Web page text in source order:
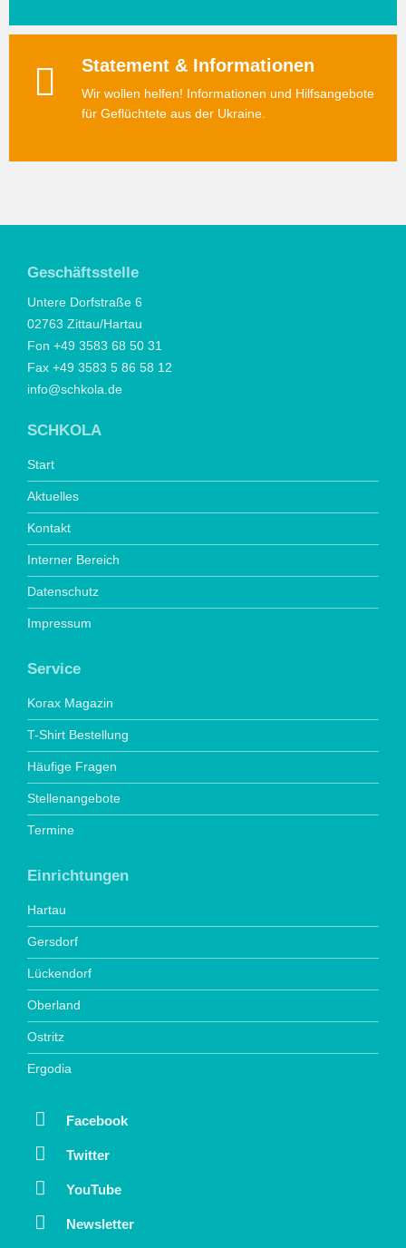
Statement & Informationen
Wir wollen helfen! Informationen und Hilfsangebote
für Geflüchtete aus der Ukraine.
Geschäftsstelle
Untere Dorfstraße 6
02763 Zittau/Hartau
Fon +49 3583 68 50 31
Fax +49 3583 5 86 58 12
info@schkola.de
SCHKOLA
Start
Aktuelles
Kontakt
Interner Bereich
Datenschutz
Impressum
Service
Korax Magazin
T-Shirt Bestellung
Häufige Fragen
Stellenangebote
Termine
Einrichtungen
Hartau
Gersdorf
Lückendorf
Oberland
Ostritz
Ergodia
Facebook
Twitter
YouTube
Newsletter